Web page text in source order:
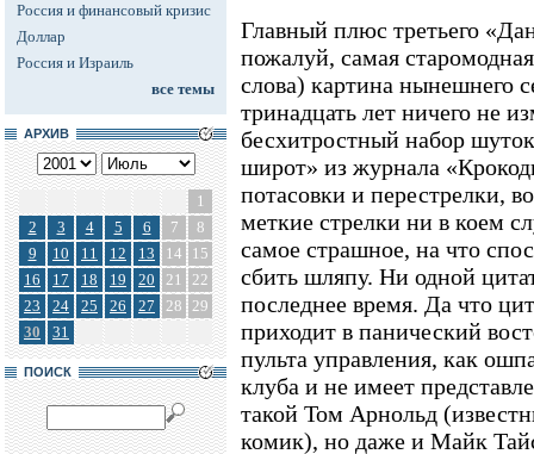
Россия и финансовый кризис
Доллар
Россия и Израиль
все темы
АРХИВ
1
2
3 4 5 6 7
8
9
10 11 12 13 14
15
16
17 18 19 20 21
22
23
24 25 26 27 28 29
30
31
ПОИСК
Главный плюс третьего
пожалуй, самая
слова) картина нынешнего
тринадцать лет ничего не
бесхитростный набор
широт» из журнала
потасовки и перестрелки,
меткие стрелки ни в коем
самое страшное, на что
сбить шляпу. Ни одной
последнее время. Да что
приходит в панический
пульта управления, как
клуба и не имеет
такой Том Арнольд
комик), но даже и Майк